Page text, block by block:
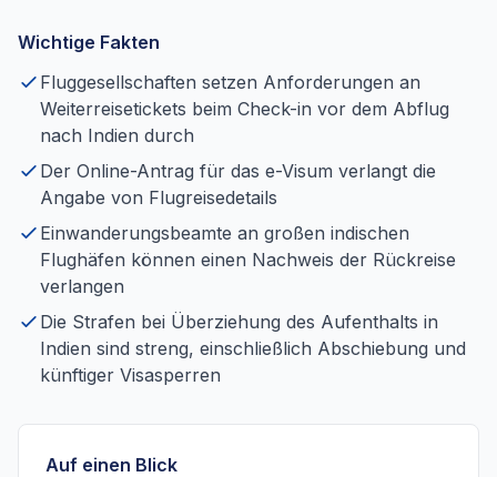
Wichtige Fakten
Fluggesellschaften setzen Anforderungen an
Weiterreisetickets beim Check-in vor dem Abflug
nach Indien durch
Der Online-Antrag für das e-Visum verlangt die
Angabe von Flugreisedetails
Einwanderungsbeamte an großen indischen
Flughäfen können einen Nachweis der Rückreise
verlangen
Die Strafen bei Überziehung des Aufenthalts in
Indien sind streng, einschließlich Abschiebung und
künftiger Visasperren
Auf einen Blick